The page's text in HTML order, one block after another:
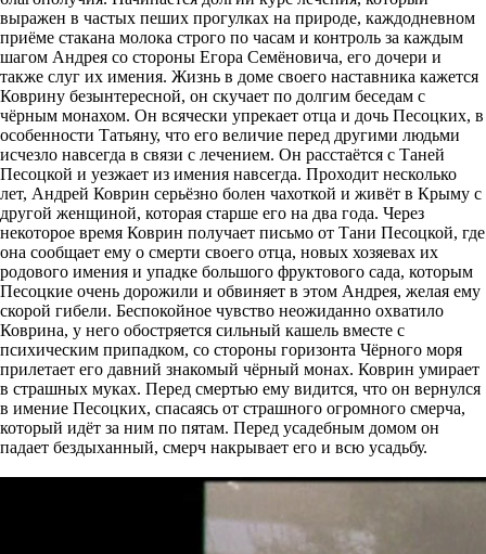
выражен в частых пеших прогулках на природе, каждодневном
приёме стакана молока строго по часам и контроль за каждым
шагом Андрея со стороны Егора Семёновича, его дочери и
также слуг их имения. Жизнь в доме своего наставника кажется
Коврину безынтересной, он скучает по долгим беседам с
чёрным монахом. Он всячески упрекает отца и дочь Песоцких, в
особенности Татьяну, что его величие перед другими людьми
исчезло навсегда в связи с лечением. Он расстаётся с Таней
Песоцкой и уезжает из имения навсегда. Проходит несколько
лет, Андрей Коврин серьёзно болен чахоткой и живёт в Крыму с
другой женщиной, которая старше его на два года. Через
некоторое время Коврин получает письмо от Тани Песоцкой, где
она сообщает ему о смерти своего отца, новых хозяевах их
родового имения и упадке большого фруктового сада, которым
Песоцкие очень дорожили и обвиняет в этом Андрея, желая ему
скорой гибели. Беспокойное чувство неожиданно охватило
Коврина, у него обостряется сильный кашель вместе с
психическим припадком, со стороны горизонта Чёрного моря
прилетает его давний знакомый чёрный монах. Коврин умирает
в страшных муках. Перед смертью ему видится, что он вернулся
в имение Песоцких, спасаясь от страшного огромного смерча,
который идёт за ним по пятам. Перед усадебным домом он
падает бездыханный, смерч накрывает его и всю усадьбу.